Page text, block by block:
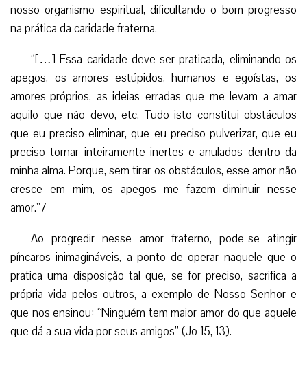
nosso organismo espiritual, dificultando o bom progresso
na prática da caridade fraterna.
“[…] Essa caridade deve ser praticada, eliminando os
apegos, os amores estúpidos, humanos e egoístas, os
amores-próprios, as ideias erradas que me levam a amar
aquilo que não devo, etc. Tudo isto constitui obstáculos
que eu preciso eliminar, que eu preciso pulverizar, que eu
preciso tornar inteiramente inertes e anulados dentro da
minha alma. Porque, sem tirar os obstáculos, esse amor não
cresce em mim, os apegos me fazem diminuir nesse
amor.”7
Ao progredir nesse amor fraterno, pode-se atingir
píncaros inimagináveis, a ponto de operar naquele que o
pratica uma disposição tal que, se for preciso, sacrifica a
própria vida pelos outros, a exemplo de Nosso Senhor e
que nos ensinou: “Ninguém tem maior amor do que aquele
que dá a sua vida por seus amigos” (Jo 15, 13).